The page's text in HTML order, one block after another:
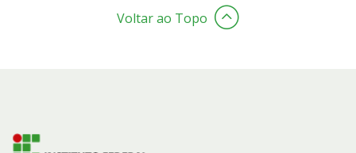
Voltar ao Topo